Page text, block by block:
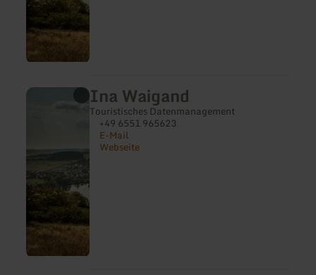
Ina Waigand
Touristisches Datenmanagement
+49 6551 965623
E-Mail
Webseite